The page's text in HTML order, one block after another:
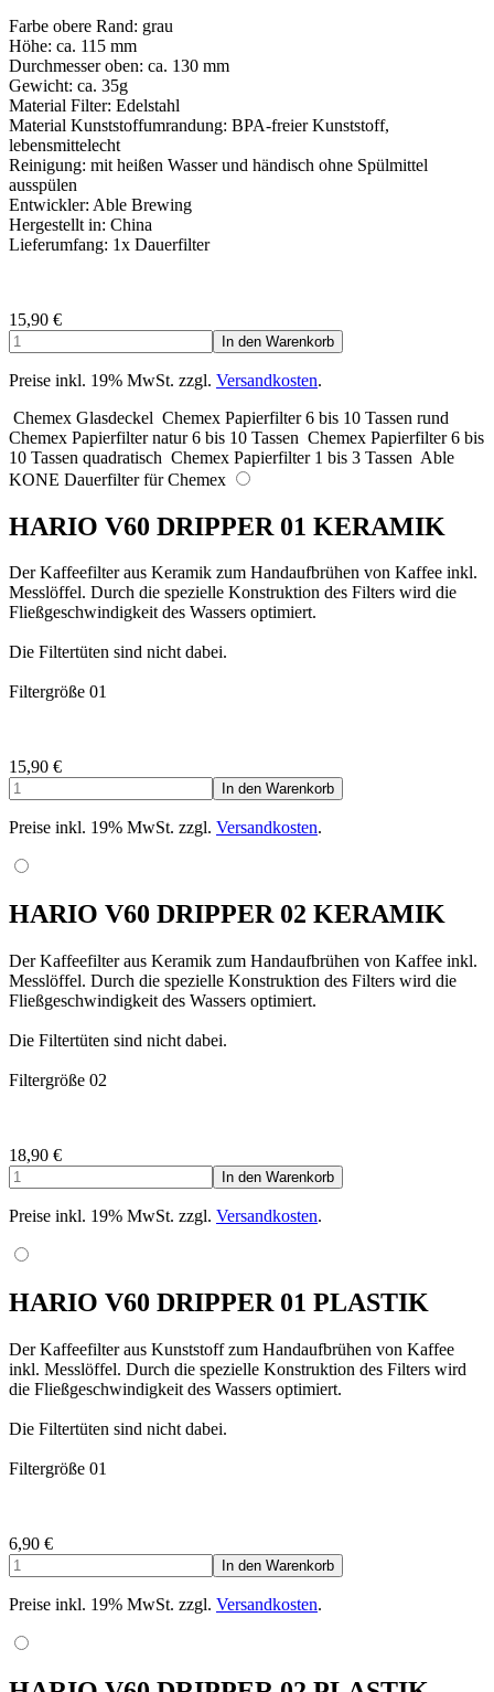
Farbe obere Rand: grau
Höhe: ca. 115 mm
Durchmesser oben: ca. 130 mm
Gewicht: ca. 35g
Material Filter: Edelstahl
Material Kunststoffumrandung: BPA-freier Kunststoff,
lebensmittelecht
Reinigung: mit heißen Wasser und händisch ohne Spülmittel
ausspülen
Entwickler: Able Brewing
Hergestellt in: China
Lieferumfang: 1x Dauerfilter
15,90 €
Preise inkl. 19% MwSt. zzgl. Versandkosten.
Chemex Glasdeckel Chemex Papierfilter 6 bis 10 Tassen rund
Chemex Papierfilter natur 6 bis 10 Tassen Chemex Papierfilter 6 bis
10 Tassen quadratisch Chemex Papierfilter 1 bis 3 Tassen Able
KONE Dauerfilter für Chemex
HARIO V60 DRIPPER 01 KERAMIK
Der Kaffeefilter aus Keramik zum Handaufbrühen von Kaffee inkl.
Messlöffel. Durch die spezielle Konstruktion des Filters wird die
Fließgeschwindigkeit des Wassers optimiert.
Die Filtertüten sind nicht dabei.
Filtergröße 01
15,90 €
Preise inkl. 19% MwSt. zzgl. Versandkosten.
HARIO V60 DRIPPER 02 KERAMIK
Der Kaffeefilter aus Keramik zum Handaufbrühen von Kaffee inkl.
Messlöffel. Durch die spezielle Konstruktion des Filters wird die
Fließgeschwindigkeit des Wassers optimiert.
Die Filtertüten sind nicht dabei.
Filtergröße 02
18,90 €
Preise inkl. 19% MwSt. zzgl. Versandkosten.
HARIO V60 DRIPPER 01 PLASTIK
Der Kaffeefilter aus Kunststoff zum Handaufbrühen von Kaffee
inkl. Messlöffel. Durch die spezielle Konstruktion des Filters wird
die Fließgeschwindigkeit des Wassers optimiert.
Die Filtertüten sind nicht dabei.
Filtergröße 01
6,90 €
Preise inkl. 19% MwSt. zzgl. Versandkosten.